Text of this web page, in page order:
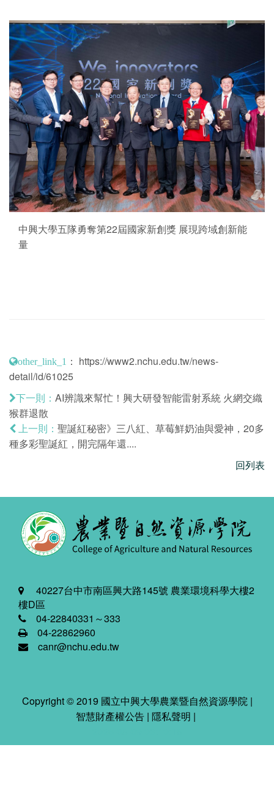
中興大學五隊勇奪第22屆國家新創獎 展現跨域創新能
量
other_link_1 ： https://www2.nchu.edu.tw/news-
detail/id/61025
下一則： AI辨識來幫忙！興大研發智能雷射系統 火網交織
猴群退散
上一則： 聖誕紅秘密》三八紅、草莓鮮奶油與愛神，20多
種多彩聖誕紅，開完隔年還....
回列表
40227台中市南區興大路145號 農業環境科學大樓2
樓D區
04-22840331～333
04-22862960
canr@nchu.edu.tw
Copyright © 2019 國立中興大學農業暨自然資源學院 |
智慧財產權公告 | 隱私聲明 |